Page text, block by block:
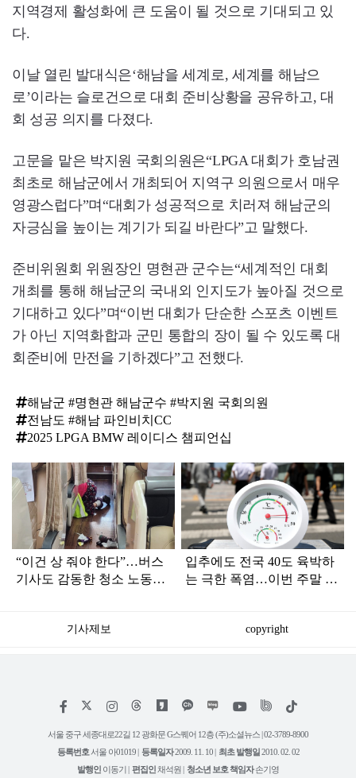
지역경제 활성화에 큰 도움이 될 것으로 기대되고 있
다.
이날 열린 발대식은‘해남을 세계로, 세계를 해남으
로’이라는 슬로건으로 대회 준비상황을 공유하고, 대
회 성공 의지를 다졌다.
고문을 맡은 박지원 국회의원은“LPGA 대회가 호남권
최초로 해남군에서 개최되어 지역구 의원으로서 매우
영광스럽다”며“대회가 성공적으로 치러져 해남군의
자긍심을 높이는 계기가 되길 바란다”고 말했다.
준비위원회 위원장인 명현관 군수는“세계적인 대회
개최를 통해 해남군의 국내외 인지도가 높아질 것으로
기대하고 있다”며“이번 대회가 단순한 스포츠 이벤트
가 아닌 지역화합과 군민 통합의 장이 될 수 있도록 대
회준비에 만전을 기하겠다”고 전했다.
해남군 #명현관 해남군수 #박지원 국회의원
전남도 #해남 파인비치CC
2025 LPGA BMW 레이디스 챔피언십
탑
라
인
“이건 상 줘야 한다”…버스
기사도 감동한 청소 노동자
입추에도 전국 40도 육박하
는 극한 폭염…이번 주말 날
기사제보 copyright
페
스
인
타
램
위
트
유
튜
틱
서울 중구 세종대로22길 12 광화문 G스퀘어 12층 (주)소셜뉴스 | 02-3789-8900
등록번호 서울 아01019 | 등록일자2009. 11. 10 | 최초 발행일2010. 02. 02
발행인 이동기 | 편집인채석원 | 청소년 보호 책임자손기영